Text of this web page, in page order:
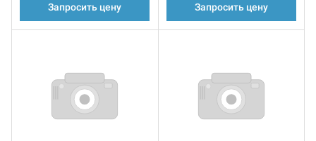
Запросить цену Запросить цену